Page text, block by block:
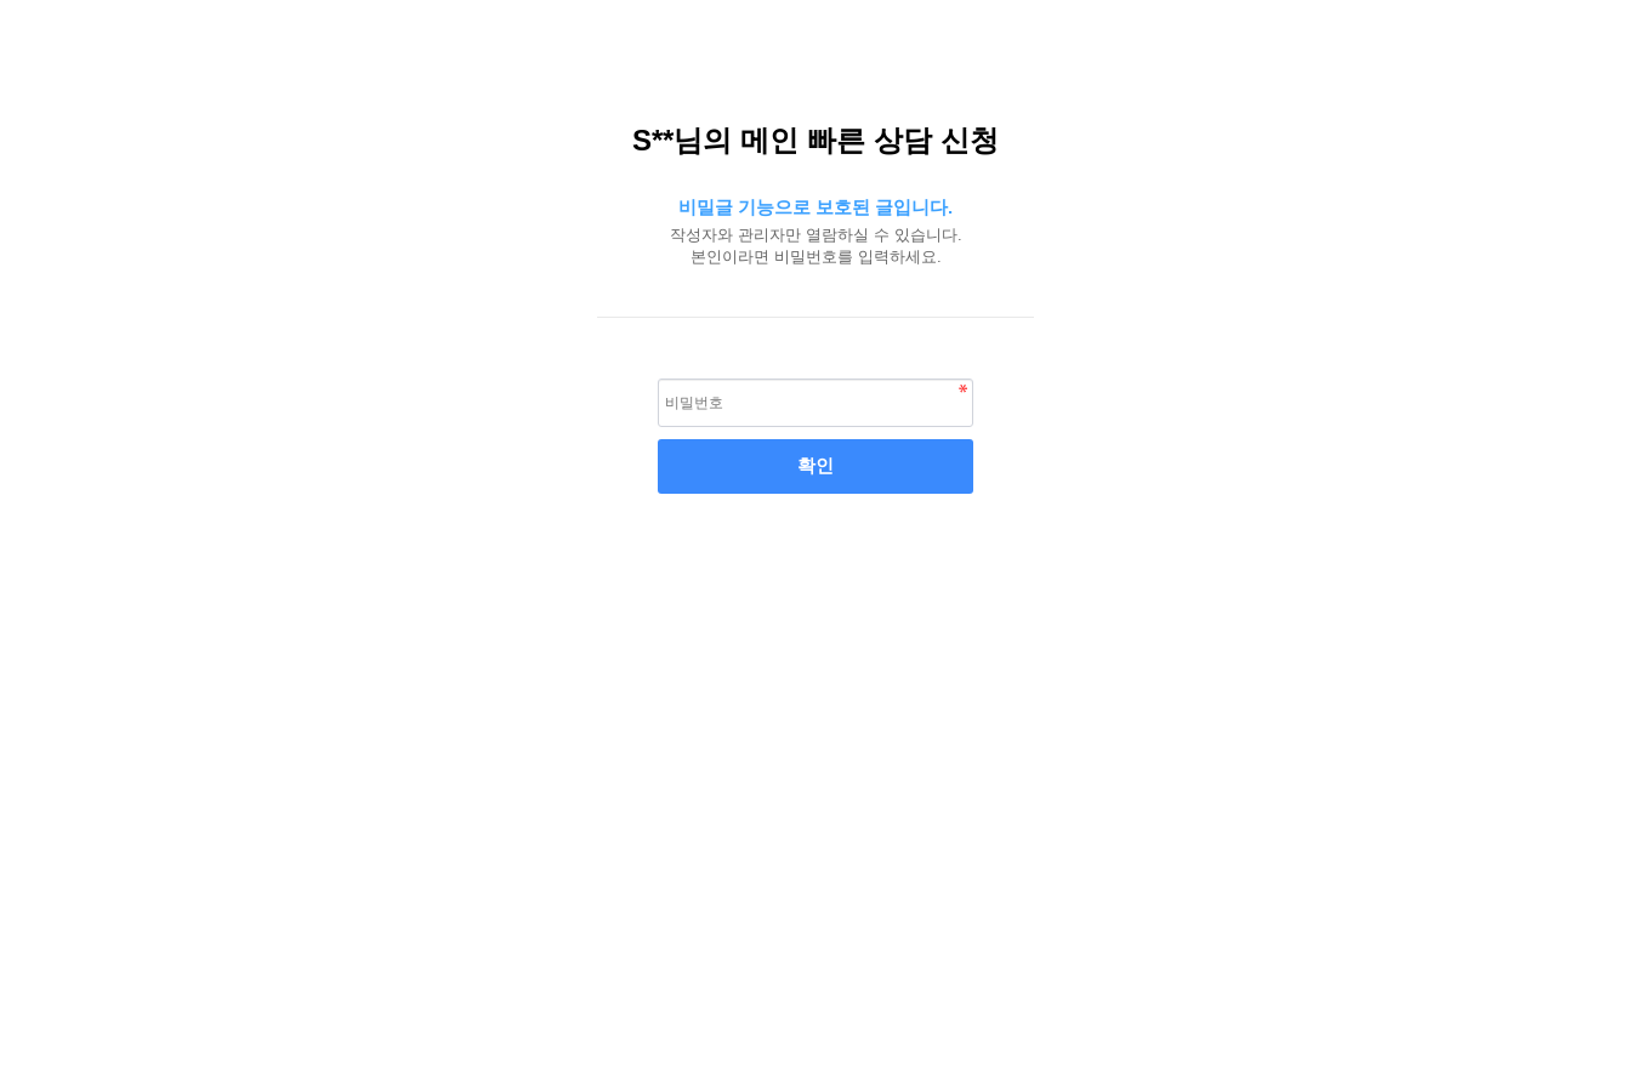
S**님의 메인 빠른 상담 신청
비밀글 기능으로 보호된 글입니다.
작성자와 관리자만 열람하실 수 있습니다.
본인이라면 비밀번호를 입력하세요.